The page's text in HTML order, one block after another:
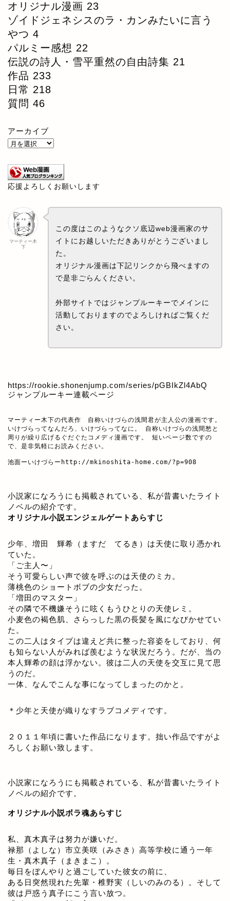
オリジナル漫画 23
ゾイドジェネシスのラ・カンみたいに言う
やつ 4
パルミー感想 22
伝説の詩人・雪平重然の自由詩集 21
作品 233
日常 218
質問 46
アーカイブ
応援よろしくお願いします
マーティー木
下
この度はこのようなクソ底辺web漫画家のサ
イトにお越しいただきありがとうございまし
た。
オリジナル漫画は下記リンクから飛べますの
で是非ごらんください。
外部サイトではジャンプルーキーでメインに
活動しておりますのでよろしければご覧くだ
さい。
https://rookie.shonenjump.com/series/pGBIkZl4AbQ
ジャンプルーキー連載ページ
マーティー木下の代表作　自称いけづらの浅間君が主人公の漫画です。
いけづらってなんだろ、いけづらってなに。 自称いけづらの浅間愁と
周りが繰り広げるぐだぐたコメディ漫画です。 短いページ数ですの
で、是非気軽にお読みください。
池面ーいけづらー http://mkinoshita-home.com/?p=908
小説家になろうにも掲載されている、私が昔書いたライト
ノベルの紹介です。
オリジナル小説エンジェルゲートあらすじ
少年、増田 輝希（ますだ てるき）は天使に取り憑かれ
ていた。
「ご主人〜」
そう可愛らしい声で彼を呼ぶのは天使のミカ。
薄桃色のショートボブの少女だった。
「増田のマスター」
その隣で不機嫌そうに呟くもうひとりの天使レミ。
小麦色の褐色肌、さらっした黒の長髪を風になびかせてい
た。
この二人はタイプは違えど共に整った容姿をしており、何
も知らない人がみれば羨むような状況だろう。だが、当の
本人輝希の顔は浮かない。彼は二人の天使を交互に見て思
うのだ。
一体、なんでこんな事になってしまったのかと。
＊少年と天使が織りなすラブコメディです。
２０１１年頃に書いた作品になります。拙い作品ですがよ
ろしくお願い致します。
小説家になろうにも掲載されている、私が昔書いたライト
ノベルの紹介です。
オリジナル小説ボラ魂あらすじ
私、真木真子は努力が嫌いだ。
禄那（よしな）市立美咲（みさき）高等学校に通う一年
生・真木真子（まきまこ）。
毎日をぼんやりと過ごしていた彼女の前に、
ある日突然現れた先輩・椎野実（しいのみのる）。そして
彼は戸惑う真子にこう言い放つ。